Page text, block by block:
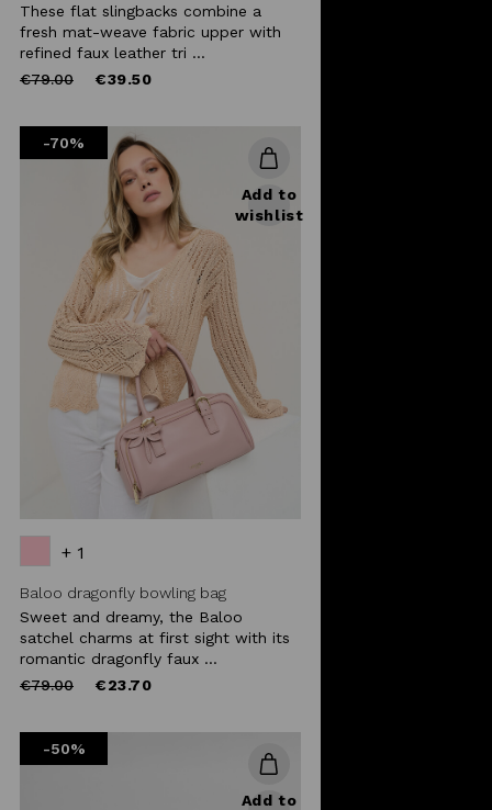
These flat slingbacks combine a
fresh mat-weave fabric upper with
refined faux leather tri ...
Price
€79.00to €39.50
-70%
Add to
wishlist
+ 1
Baloo dragonfly bowling bag
Sweet and dreamy, the Baloo
satchel charms at first sight with its
romantic dragonfly faux ...
Price
€79.00to €23.70
-50%
Add to